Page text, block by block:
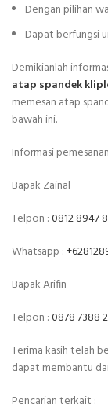
Dengan pilihan
Dapat berfungsi
Demikianlah
atap spandek
memesan atap
bawah ini.
Informasi
Bapak Zainal
Telpon :0812 8947
Whatsapp :
Bapak Arifin
Telpon :0878 7388
Terima kasih telah
dapat membantu
Pencarian terkait :